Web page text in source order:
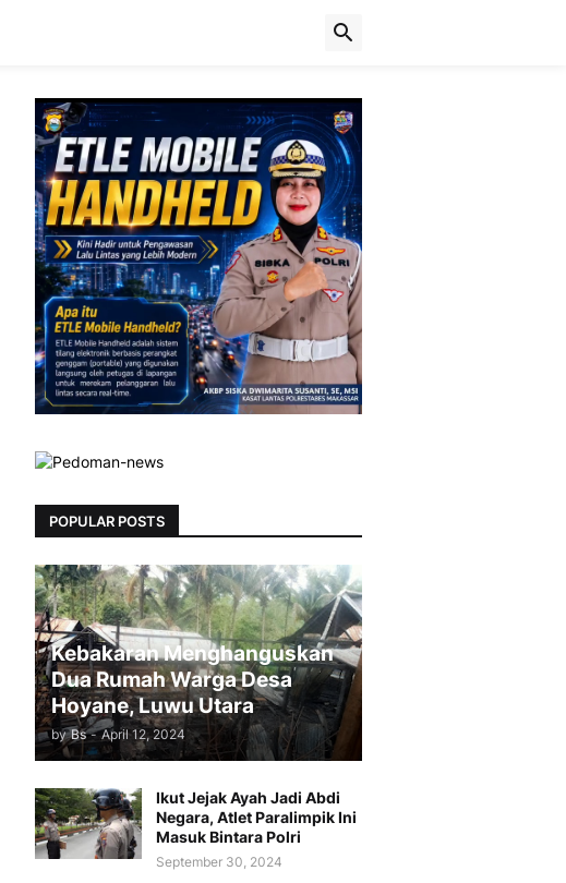
POPULAR POSTS
Kebakaran Menghanguskan
Dua Rumah Warga Desa
Hoyane, Luwu Utara
by Bs - April 12, 2024
Ikut Jejak Ayah Jadi Abdi
Negara, Atlet Paralimpik Ini
Masuk Bintara Polri
September 30, 2024